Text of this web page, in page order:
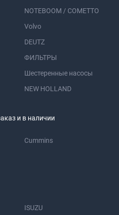
NOTEBOOM / COMETTO
Volvo
DEUTZ
ФИЛЬТРЫ
Шестеренные насосы
NEW HOLLAND
и в наличии
Cummins
ISUZU